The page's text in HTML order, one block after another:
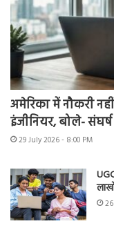
अमेरिका में नौकरी
इंजीनियर, बोले-
29 July 2026 - 8:00 PM